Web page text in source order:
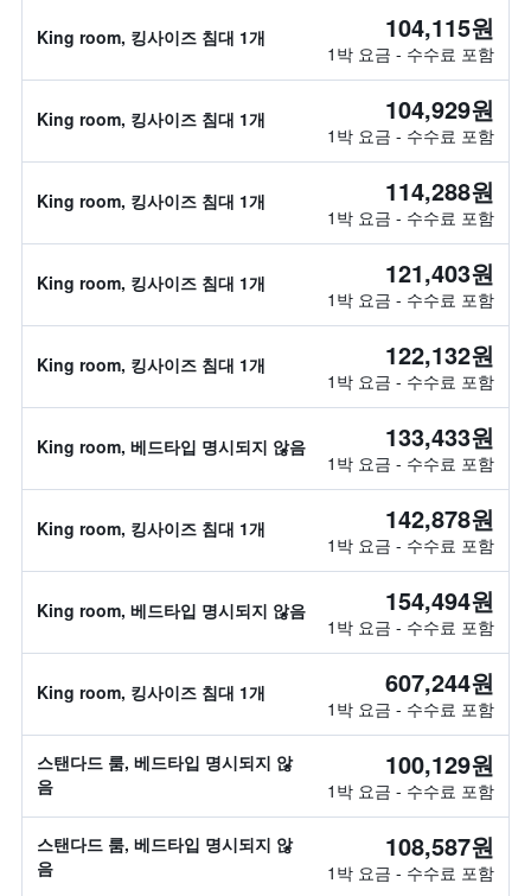
King room, 킹사이즈 침대 1개 104,115원
1박 요금 - 수수료 포함
King room, 킹사이즈 침대 1개 104,929원
1박 요금 - 수수료 포함
King room, 킹사이즈 침대 1개 114,288원
1박 요금 - 수수료 포함
King room, 킹사이즈 침대 1개 121,403원
1박 요금 - 수수료 포함
King room, 킹사이즈 침대 1개 122,132원
1박 요금 - 수수료 포함
King room, 베드타입 명시되지 않음 133,433원
1박 요금 - 수수료 포함
King room, 킹사이즈 침대 1개 142,878원
1박 요금 - 수수료 포함
King room, 베드타입 명시되지 않음 154,494원
1박 요금 - 수수료 포함
King room, 킹사이즈 침대 1개 607,244원
1박 요금 - 수수료 포함
스탠다드 룸, 베드타입 명시되지 않
음
100,129원
1박 요금 - 수수료 포함
스탠다드 룸, 베드타입 명시되지 않
음
108,587원
1박 요금 - 수수료 포함